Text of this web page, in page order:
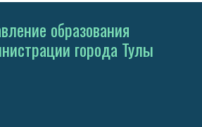
образования
города Тулы